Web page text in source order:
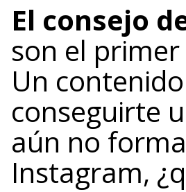
El consejo
son el
Un
conseguirte
aún no
Instagram,